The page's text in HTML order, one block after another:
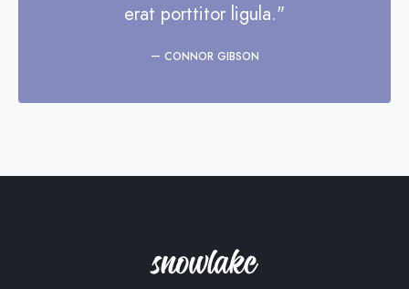
erat porttitor ligula."
CONNOR GIBSON